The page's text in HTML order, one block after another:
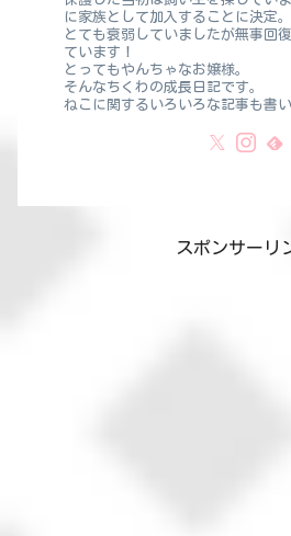
に家族として加入することに決定。
とても衰弱していましたが無事回
ています！
とってもやんちゃなお嬢様。
そんなちくわの成長日記です。
ねこに関するいろいろな記事も書
スポンサーリ